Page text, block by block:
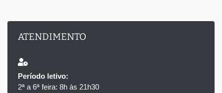
ATENDIMENTO
Período letivo:
2ª a 6ª feira: 8h às 21h30